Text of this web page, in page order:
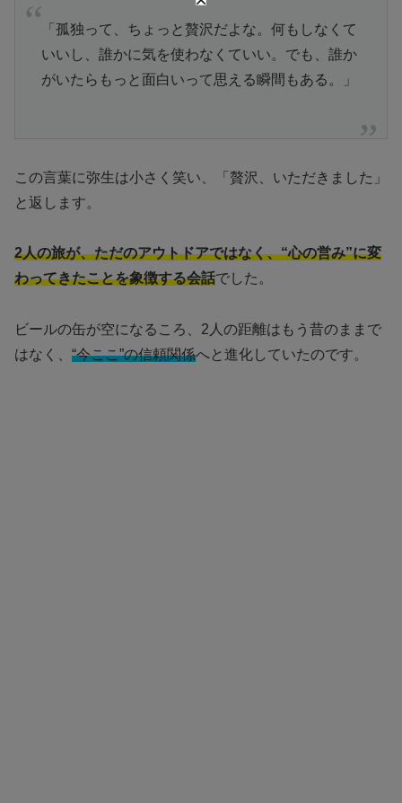
「孤独って、ちょっと贅沢だよな。何もしなくて
いいし、誰かに気を使わなくていい。でも、誰か
がいたらもっと面白いって思える瞬間もある。」
この言葉に弥生は小さく笑い、「贅沢、いただきました」
と返します。
2人の旅が、ただのアウトドアではなく、“心の営み”に変
わってきたことを象徴する会話でした。
ビールの缶が空になるころ、2人の距離はもう昔のままで
はなく、 “今ここ”の信頼関係へと進化していたのです。